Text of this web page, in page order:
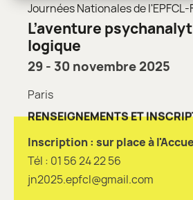
Journées Nationales de
L’aventure
logique
29 - 30 novembre 2025
Paris
RENSEIGNEMENTS ET
Inscription : sur place à
Tél : 01 56 24 22 56
jn2025.epfcl@gmail.com